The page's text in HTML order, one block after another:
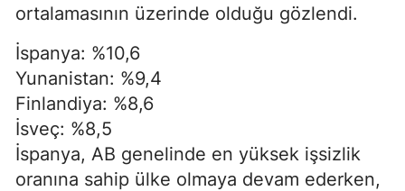
ortalamasının üzerinde olduğu gözlendi.
İspanya: %10,6
Yunanistan: %9,4
Finlandiya: %8,6
İsveç: %8,5
İspanya, AB genelinde en yüksek işsizlik
oranına sahip ülke olmaya devam ederken,